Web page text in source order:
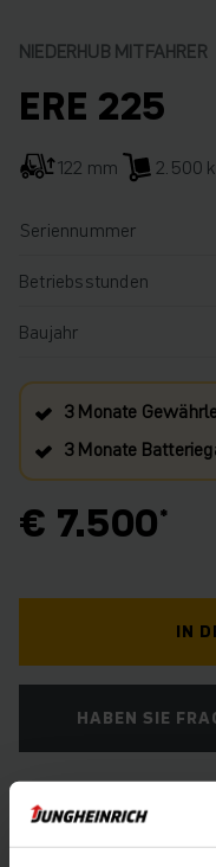
NIEDERHUB MITFAHRER
ERE 225
122 mm 2.500
Seriennummer
Betriebsstunden
Baujahr
3 Monate
3 Monate
€ 7.500
IN
HABEN SIE